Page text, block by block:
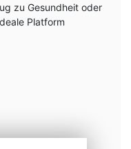
zu Gesundheit oder
Platform